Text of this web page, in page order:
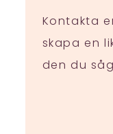
Kontakta
skapa en
den du